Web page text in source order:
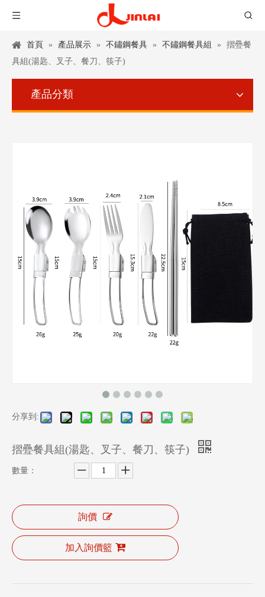
首頁 » 產品展示 » 不鏽鋼餐具 » 不鏽鋼餐具組 »
摺疉餐
具組(湯匙、叉子、餐刀、筷子)
產品分類
分享到:
摺疉餐具組(湯匙、叉子、餐刀、筷子)
數量：
詢價
加入詢價籃